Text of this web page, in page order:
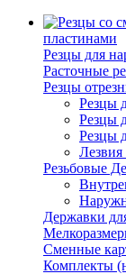
пластинами
Резцы для
Расточные
Резцы
Резцы
Резцы
Резцы
Лезвия
Резьбовые
Державки
Сменные
Комплекты